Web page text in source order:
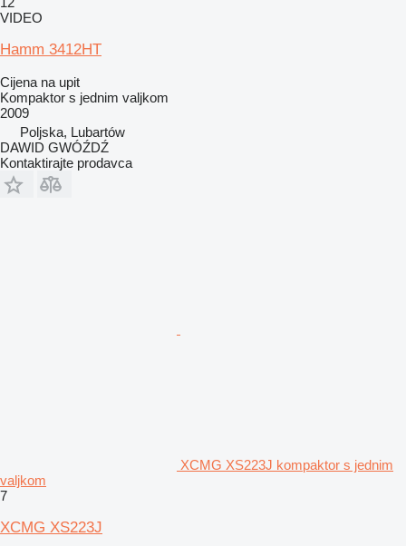
VIDEO
Hamm 3412HT
Cijena na upit
Kompaktor s jednim valjkom
2009
Poljska, Lubartów
DAWID GWÓŹDŹ
Kontaktirajte prodavca
XCMG XS223J kompaktor s jednim
valjkom
7
XCMG XS223J